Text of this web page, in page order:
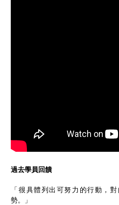
過去學員回饋
「很具體列出可努力的行動，
勢。」